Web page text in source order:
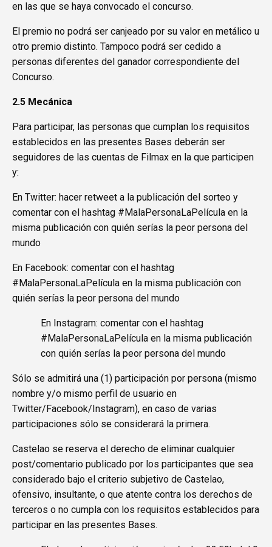
en las que se haya convocado el concurso.
El premio no podrá ser canjeado por su valor en metálico u
otro premio distinto. Tampoco podrá ser cedido a
personas diferentes del ganador correspondiente del
Concurso.
2.5 Mecánica
Para participar, las personas que cumplan los requisitos
establecidos en las presentes Bases deberán ser
seguidores de las cuentas de Filmax en la que participen
y:
En Twitter: hacer retweet a la publicación del sorteo y
comentar con el hashtag #MalaPersonaLaPelícula en la
misma publicación con quién serías la peor persona del
mundo
En Facebook: comentar con el hashtag
#MalaPersonaLaPelícula en la misma publicación con
quién serías la peor persona del mundo
En Instagram: comentar con el hashtag
#MalaPersonaLaPelícula en la misma publicación
con quién serías la peor persona del mundo
Sólo se admitirá una (1) participación por persona (mismo
nombre y/o mismo perfil de usuario en
Twitter/Facebook/Instagram), en caso de varias
participaciones sólo se considerará la primera.
Castelao se reserva el derecho de eliminar cualquier
post/comentario publicado por los participantes que sea
considerado bajo el criterio subjetivo de Castelao,
ofensivo, insultante, o que atente contra los derechos de
terceros o no cumpla con los requisitos establecidos para
participar en las presentes Bases.